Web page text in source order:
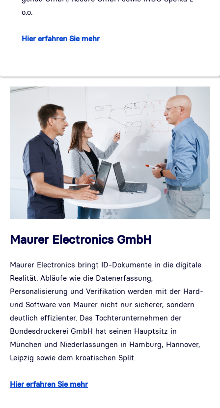
o.o.
Hier erfahren Sie mehr
Maurer Electronics GmbH
Maurer Electronics bringt ID-Dokumente in die digitale
Realität. Abläufe wie die Datenerfassung,
Personalisierung und Verifikation werden mit der Hard-
und Software von Maurer nicht nur sicherer, sondern
deutlich effizienter. Das Tochterunternehmen der
Bundesdruckerei GmbH hat seinen Hauptsitz in
München und Niederlassungen in Hamburg, Hannover,
Leipzig sowie dem kroatischen Split.
Hier erfahren Sie mehr